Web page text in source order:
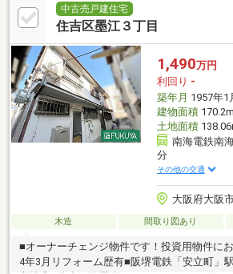
中古売戸建住宅
住吉区墨江３丁目
1,490万円
利回り -
築年月 1957年1
建物面積170.2m
土地面積
南海電鉄南
分
その他の交通
大阪府大阪
木造 間取り図あり
■オーナーチェンジ物件です！投資用物件に
4年3月リフォーム歴有■阪堺電鉄「安立町」